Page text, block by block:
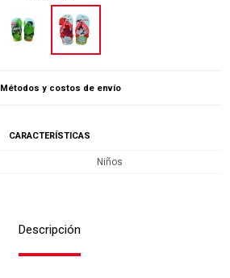
Métodos y costos de envío
CARACTERÍSTICAS
Niños
Descripción